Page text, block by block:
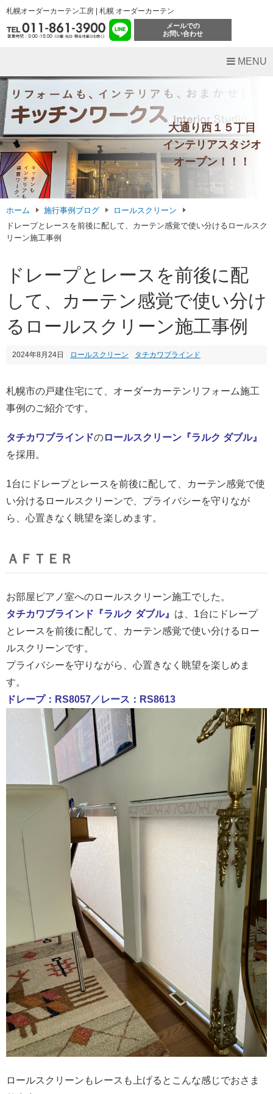
札幌オーダーカーテン工房 | 札幌 オーダーカーテン
メールでの
お問い合わせ
MENU
大通り西１５丁目
インテリアスタジオ
オープン！！！
ホーム 施行事例ブログ
ロールスクリーン
ドレープとレースを前後に配して、カーテン感覚で使い分けるロールスク
リーン施工事例
ドレープとレースを前後に配
して、カーテン感覚で使い分け
るロールスクリーン施工事例
2024年8月24日 ロールスクリーン タチカワブラインド
札幌市の戸建住宅にて、オーダーカーテンリフォーム施工
事例のご紹介です。
タチカワブラインドのロールスクリーン『ラルク ダブル』
を採用。
1台にドレープとレースを前後に配して、カーテン感覚で使
い分けるロールスクリーンで、プライバシーを守りなが
ら、心置きなく眺望を楽しめます。
ＡＦＴＥＲ
お部屋ピアノ室へのロールスクリーン施工でした。
タチカワブラインド『ラルク ダブル』 は、1台にドレープ
とレースを前後に配して、カーテン感覚で使い分けるロー
ルスクリーンです。
プライバシーを守りながら、心置きなく眺望を楽しめま
す。
ドレープ：RS8057／レース：RS8613
ロールスクリーンもレースも上げるとこんな感じでおさま